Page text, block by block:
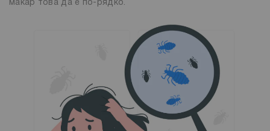
макар това да е по-рядко.